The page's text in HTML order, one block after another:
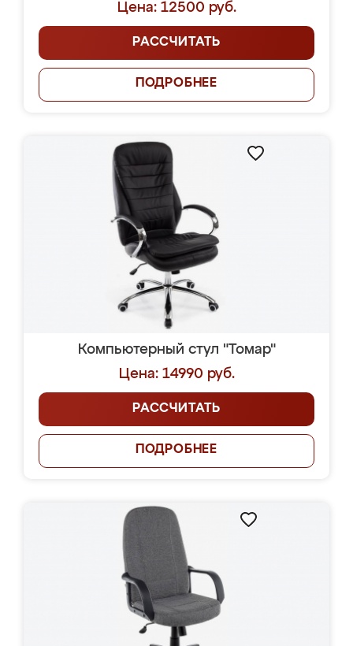
Цена: 12500 руб.
РАССЧИТАТЬ
ПОДРОБНЕЕ
Компьютерный стул "Томар"
Цена: 14990 руб.
РАССЧИТАТЬ
ПОДРОБНЕЕ